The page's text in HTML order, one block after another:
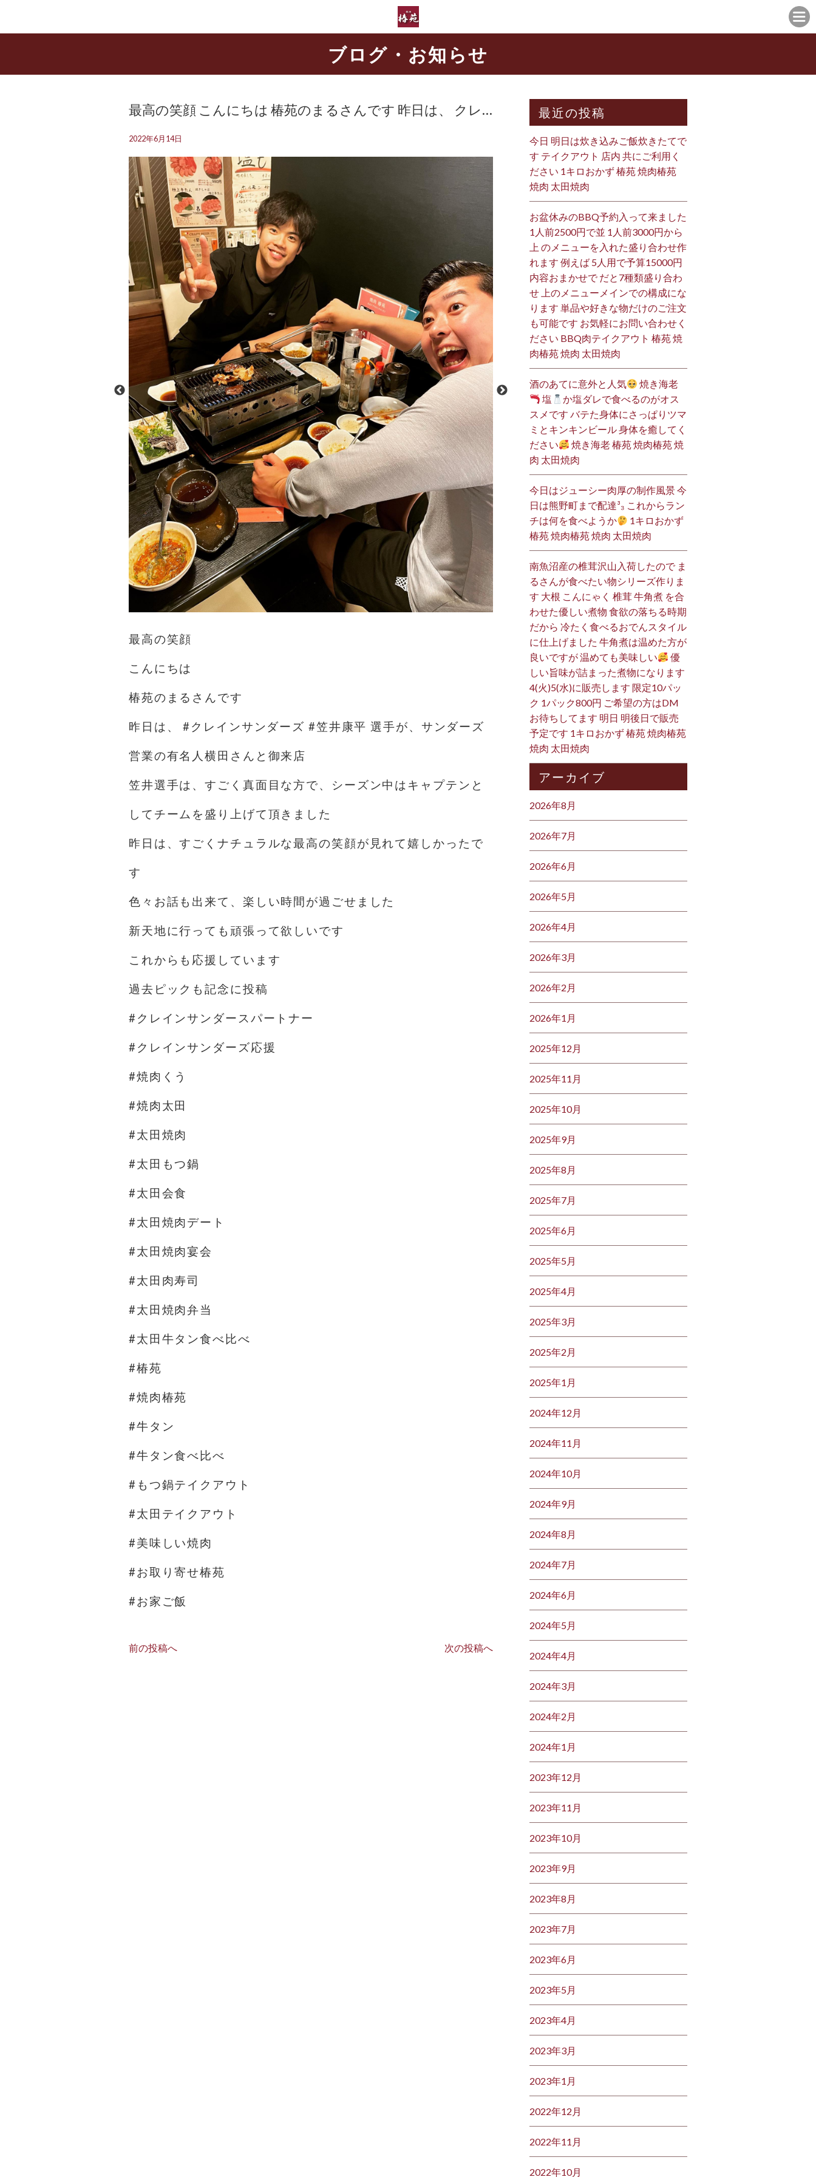
ブログ・お知らせ
最高の笑顔 こんにちは️ 椿苑のまるさんです 昨日は、 クレ…
2022年6月14日
最高の笑顔
こんにちは️
椿苑のまるさんです
昨日は、 #クレインサンダーズ #笠井康平 選手が、サンダーズ
営業の有名人横田さんと御来店
笠井選手は、すごく真面目な方で、シーズン中はキャプテンと
してチームを盛り上げて頂きました
昨日は、すごくナチュラルな最高の笑顔が見れて嬉しかったで
す
色々お話も出来て、楽しい時間が過ごせました
新天地に行っても頑張って欲しいです
これからも応援しています
過去ピックも記念に投稿
#クレインサンダースパートナー
#クレインサンダーズ応援
#焼肉くう
#焼肉太田
#太田焼肉
#太田もつ鍋
#太田会食
#太田焼肉デート
#太田焼肉宴会
#太田肉寿司
#太田焼肉弁当
#太田牛タン食べ比べ
#椿苑
#焼肉椿苑
#牛タン
#牛タン食べ比べ
#もつ鍋テイクアウト
#太田テイクアウト
#美味しい焼肉
#お取り寄せ椿苑
#お家ご飯
前の投稿へ 次の投稿へ
最近の投稿
今日 明日は炊き込みご飯炊きたてで
す テイクアウト 店内 共にご利用く
ださい 1キロおかず 椿苑 焼肉椿苑
焼肉 太田焼肉
お盆休みのBBQ予約入って来ました
1人前2500円で並 1人前3000円から
上 のメニューを入れた盛り合わせ作
れます 例えば 5人用で予算15000円
内容おまかせで だと7種類盛り合わ
せ 上のメニューメインでの構成にな
ります 単品や好きな物だけのご注文
も可能です お気軽にお問い合わせく
ださい BBQ肉テイクアウト 椿苑 焼
肉椿苑 焼肉 太田焼肉
酒のあてに意外と人気
焼き海老
塩
か塩ダレで食べるのがオス
スメです バテた身体にさっぱりツマ
ミとキンキンビール 身体を癒してく
ださい
焼き海老 椿苑 焼肉椿苑 焼
肉 太田焼肉
今日はジューシー肉厚の制作風景 今
日は熊野町まで配達³₃ これからラン
チは何を食べようか
1キロおかず
椿苑 焼肉椿苑 焼肉 太田焼肉
南魚沼産の椎茸沢山入荷したので ま
るさんが食べたい物シリーズ作りま
す 大根 こんにゃく 椎茸 牛角煮 を合
わせた優しい煮物 食欲の落ちる時期
だから 冷たく食べるおでんスタイル
に仕上げました 牛角煮は温めた方が
良いですが 温めても美味しい
優
しい旨味が詰まった煮物になります
4(火)5(水)に販売します 限定10パッ
ク 1パック800円 ご希望の方はDM
お待ちしてます 明日 明後日で販売
予定です 1キロおかず 椿苑 焼肉椿苑
焼肉 太田焼肉
アーカイブ
2026年8月
2026年7月
2026年6月
2026年5月
2026年4月
2026年3月
2026年2月
2026年1月
2025年12月
2025年11月
2025年10月
2025年9月
2025年8月
2025年7月
2025年6月
2025年5月
2025年4月
2025年3月
2025年2月
2025年1月
2024年12月
2024年11月
2024年10月
2024年9月
2024年8月
2024年7月
2024年6月
2024年5月
2024年4月
2024年3月
2024年2月
2024年1月
2023年12月
2023年11月
2023年10月
2023年9月
2023年8月
2023年7月
2023年6月
2023年5月
2023年4月
2023年3月
2023年1月
2022年12月
2022年11月
2022年10月